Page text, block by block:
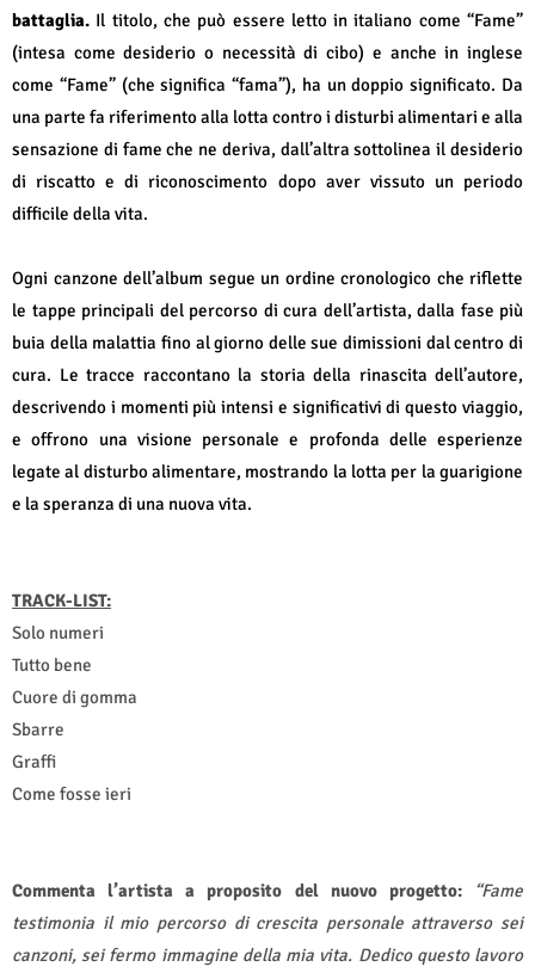
battaglia. Il titolo, che può essere letto in italiano come “Fame”
(intesa come desiderio o necessità di cibo) e anche in inglese
come “Fame” (che significa “fama”), ha un doppio significato. Da
una parte fa riferimento alla lotta contro i disturbi alimentari e alla
sensazione di fame che ne deriva, dall’altra sottolinea il desiderio
di riscatto e di riconoscimento dopo aver vissuto un periodo
difficile della vita.
Ogni canzone dell’album segue un ordine cronologico che riflette
le tappe principali del percorso di cura dell’artista, dalla fase più
buia della malattia fino al giorno delle sue dimissioni dal centro di
cura. Le tracce raccontano la storia della rinascita dell’autore,
descrivendo i momenti più intensi e significativi di questo viaggio,
e offrono una visione personale e profonda delle esperienze
legate al disturbo alimentare, mostrando la lotta per la guarigione
e la speranza di una nuova vita.
TRACK-LIST:
Solo numeri
Tutto bene
Cuore di gomma
Sbarre
Graffi
Come fosse ieri
Commenta l’artista a proposito del nuovo progetto:
“Fame
testimonia il mio percorso di crescita personale attraverso sei
canzoni, sei fermo immagine della mia vita. Dedico questo lavoro